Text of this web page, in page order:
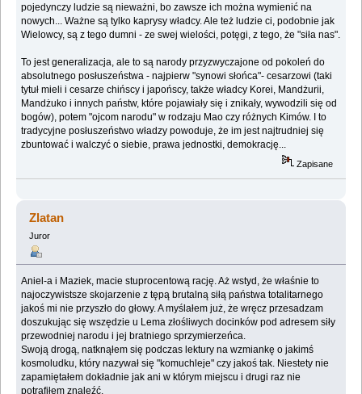
pojedynczy ludzie są nieważni, bo zawsze ich można wymienić na
nowych... Ważne są tylko kaprysy władcy. Ale też ludzie ci, podobnie jak
Wielowcy, są z tego dumni - ze swej wielości, potęgi, z tego, że "siła nas".
To jest generalizacja, ale to są narody przyzwyczajone od pokoleń do
absolutnego posłuszeństwa - najpierw "synowi słońca"- cesarzowi (taki
tytuł mieli i cesarze chińscy i japońscy, także władcy Korei, Mandżurii,
Mandżuko i innych państw, które pojawiały się i znikały, wywodzili się od
bogów), potem "ojcom narodu" w rodzaju Mao czy różnych Kimów. I to
tradycyjne posłuszeństwo władzy powoduje, że im jest najtrudniej się
zbuntować i walczyć o siebie, prawa jednostki, demokrację...
Zapisane
Zlatan
Juror
Aniel-a i Maziek, macie stuprocentową rację. Aż wstyd, że właśnie to
najoczywistsze skojarzenie z tępą brutalną siłą państwa totalitarnego
jakoś mi nie przyszło do głowy. A myślałem już, że wręcz przesadzam
doszukując się wszędzie u Lema złośliwych docinków pod adresem siły
przewodniej narodu i jej bratniego sprzymierzeńca.
Swoją drogą, natknąłem się podczas lektury na wzmiankę o jakimś
kosmoludku, który nazywał się "komuchleje" czy jakoś tak. Niestety nie
zapamiętałem dokładnie jak ani w którym miejscu i drugi raz nie
potrafiłem znaleźć.